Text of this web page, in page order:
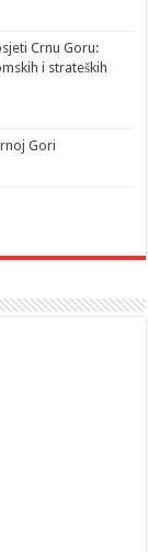
Crnu Goru:
i strateških
Gori